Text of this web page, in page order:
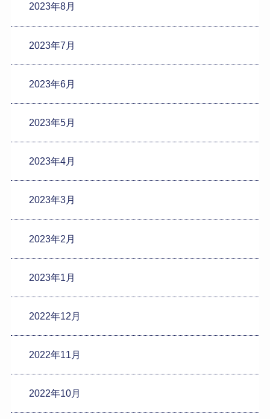
2023年8月
2023年7月
2023年6月
2023年5月
2023年4月
2023年3月
2023年2月
2023年1月
2022年12月
2022年11月
2022年10月